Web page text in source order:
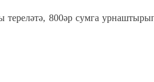
тереләтә, 800әр сумга